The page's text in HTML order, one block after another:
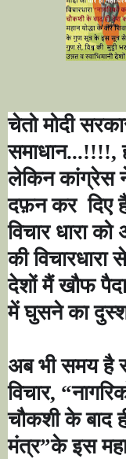
चेतो मोदी
समाधान...!!!!,
लेकिन कांग्रेस
दफ़न कर दिए
विचार धारा
की
देशों मैं खौफ
में घुसने का
अब भी समय है
विचार, “
चौकशी के बाद
मंत्र”के इस